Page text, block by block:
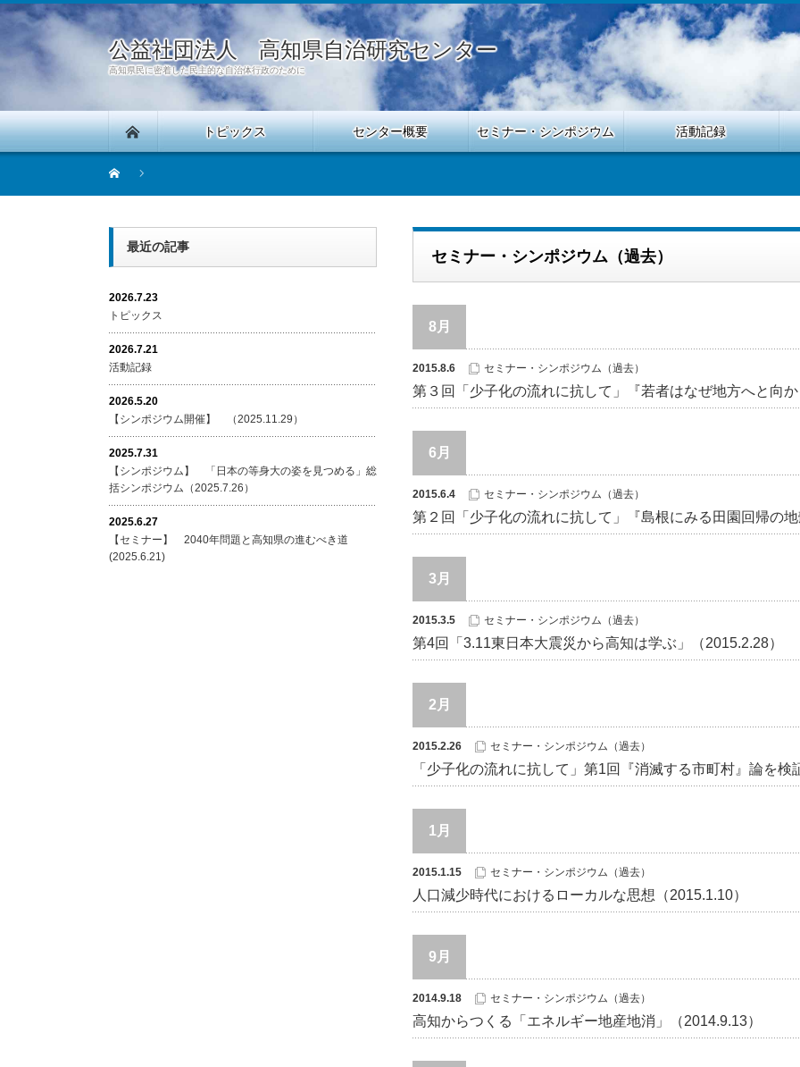
公益社団法人 高知県自治研究センター
高知県民に密着した民主的な自治体行政のために
トピックス センター概要 セミナー・シンポジウム 活動記録
セミナー・シンポジウム（過去）
8月
2015.8.6 セミナー・シンポジウム（過去）
第３回「少子化の流れに抗して」『若者はなぜ地方へと向か
6月
2015.6.4 セミナー・シンポジウム（過去）
第２回「少子化の流れに抗して」『島根にみる田園回帰の地
3月
2015.3.5 セミナー・シンポジウム（過去）
第4回「3.11東日本大震災から高知は学ぶ」（2015.2.28）
2月
2015.2.26 セミナー・シンポジウム（過去）
「少子化の流れに抗して」第1回『消滅する市町村』論を検
1月
2015.1.15 セミナー・シンポジウム（過去）
人口減少時代におけるローカルな思想（2015.1.10）
9月
2014.9.18 セミナー・シンポジウム（過去）
高知からつくる「エネルギー地産地消」（2014.9.13）
最近の記事
2026.7.23
トピックス
2026.7.21
活動記録
2026.5.20
【シンポジウム開催】 （2025.11.29）
2025.7.31
【シンポジウム】 「日本の等身大の姿を見つめる」総
括シンポジウム（2025.7.26）
2025.6.27
【セミナー】 2040年問題と高知県の進むべき道
(2025.6.21)